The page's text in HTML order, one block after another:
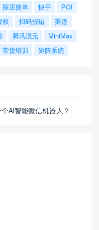
探店接单 快手
POI
权 扫码报错
渠道
腾讯混元
MiniMax
带货培训 矩阵系统
Ai智能微信机器人？